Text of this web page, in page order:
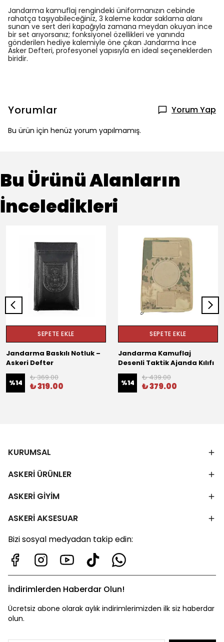
Jandarma kamuflaj rengindeki üniformanızın cebinde
rahatça taşıyabileceğiniz, 3 kaleme kadar saklama alanı
sunan ve sert deri kapağıyla zamana meydan okuyan ince
bir set arıyorsanız; fonksiyonel özellikleri ve yanında
gönderilen hediye kalemiyle öne çıkan Jandarma İnce
Asker Defteri, profesyonel yapısıyla en ideal seçeneklerden
biridir.
Yorumlar Yorum Yap
Bu ürün için henüz yorum yapılmamış.
Bu Ürünü Alanların
İnceledikleri
SEPETE EKLE
Jandarma Baskılı Notluk –
Askeri Defter
%14
₺ 369.00
₺ 319.00
SEPETE EKLE
Jandarma Kamuflaj
Desenli Taktik Ajanda Kılıfı
%14
₺ 439.00
₺ 379.00
KURUMSAL
ASKERİ ÜRÜNLER
ASKERİ GİYİM
ASKERİ AKSESUAR
Bizi sosyal medyadan takip edin:
İndirimlerden Haberdar Olun!
Ücretsiz abone olarak aylık indirimlerimizden ilk siz haberdar
olun.